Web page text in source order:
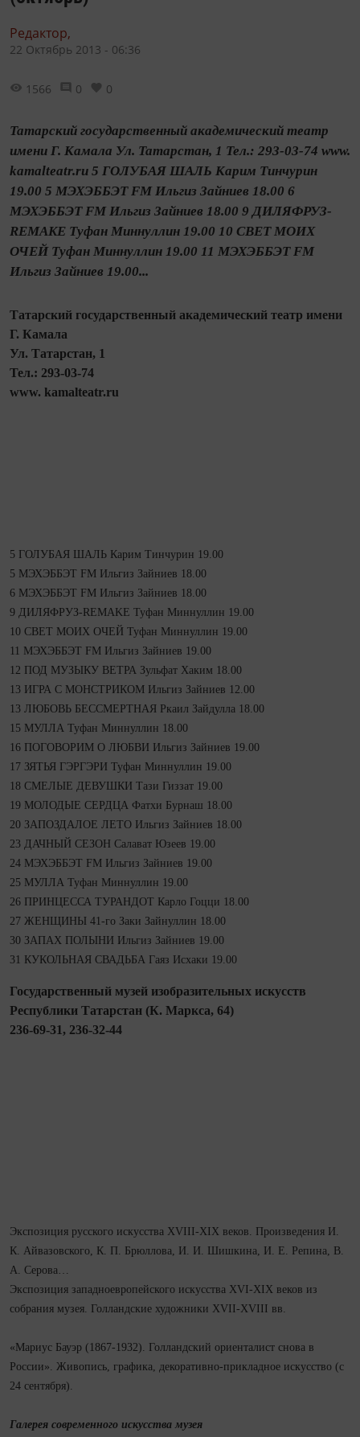
Редактор,
22 Октябрь 2013 - 06:36
1566 0 0
Татарский государственный академический театр
имени Г. Камала Ул. Татарстан, 1 Тел.: 293-03-74 www.
kamalteatr.ru 5 ГОЛУБАЯ ШАЛЬ Карим Тинчурин
19.00 5 МЭХЭББЭТ FM Ильгиз Зайниев 18.00 6
МЭХЭББЭТ FM Ильгиз Зайниев 18.00 9 ДИЛЯФРУЗ-
REMAKE Туфан Миннуллин 19.00 10 СВЕТ МОИХ
ОЧЕЙ Туфан Миннуллин 19.00 11 МЭХЭББЭТ FM
Ильгиз Зайниев 19.00...
Татарский государственный академический театр имени
Г. Камала
Ул. Татарстан, 1
Тел.: 293-03-74
www. kamalteatr.ru
5 ГОЛУБАЯ ШАЛЬ Карим Тинчурин 19.00
5 МЭХЭББЭТ FM Ильгиз Зайниев 18.00
6 МЭХЭББЭТ FM Ильгиз Зайниев 18.00
9 ДИЛЯФРУЗ-REMAKE Туфан Миннуллин 19.00
10 СВЕТ МОИХ ОЧЕЙ Туфан Миннуллин 19.00
11 МЭХЭББЭТ FM Ильгиз Зайниев 19.00
12 ПОД МУЗЫКУ ВЕТРА Зульфат Хаким 18.00
13 ИГРА С МОНСТРИКОМ Ильгиз Зайниев 12.00
13 ЛЮБОВЬ БЕССМЕРТНАЯ Ркаил Зайдулла 18.00
15 МУЛЛА Туфан Миннуллин 18.00
16 ПОГОВОРИМ О ЛЮБВИ Ильгиз Зайниев 19.00
17 ЗЯТЬЯ ГЭРГЭРИ Туфан Миннуллин 19.00
18 СМЕЛЫЕ ДЕВУШКИ Тази Гиззат 19.00
19 МОЛОДЫЕ СЕРДЦА Фатхи Бурнаш 18.00
20 ЗАПОЗДАЛОЕ ЛЕТО Ильгиз Зайниев 18.00
23 ДАЧНЫЙ СЕЗОН Салават Юзеев 19.00
24 МЭХЭББЭТ FM Ильгиз Зайниев 19.00
25 МУЛЛА Туфан Миннуллин 19.00
26 ПРИНЦЕССА ТУРАНДОТ Карло Гоцци 18.00
27 ЖЕНЩИНЫ 41-го Заки Зайнуллин 18.00
30 ЗАПАХ ПОЛЫНИ Ильгиз Зайниев 19.00
31 КУКОЛЬНАЯ СВАДЬБА Гаяз Исхаки 19.00
Государственный музей изобразительных искусств
Республики Татарстан (К. Маркса, 64)
236-69-31, 236-32-44
Экспозиция русского искусства XVIII-XIX веков. Произведения И.
К. Айвазовского, К. П. Брюллова, И. И. Шишкина, И. Е. Репина, В.
А. Серова…
Экспозиция западноевропейского искусства XVI-XIX веков из
собрания музея. Голландские художники XVII-XVIII вв.
«Мариус Бауэр (1867-1932). Голландский ориенталист снова в
России». Живопись, графика, декоративно-прикладное искусство (с
24 сентября).
Галерея современного искусства музея